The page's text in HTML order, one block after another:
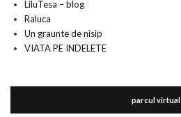
LiluTesa – blog
Raluca
Un graunte de nisip
VIATA PE INDELETE
parcul virtual